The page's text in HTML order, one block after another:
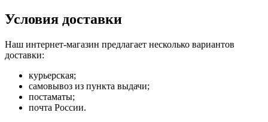
Условия доставки
Наш интернет-магазин предлагает несколько вариантов
доставки:
курьерская;
самовывоз из пункта выдачи;
постаматы;
почта России.